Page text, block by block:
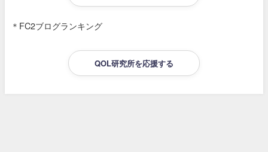
＊FC2ブログランキング
QOL研究所を応援する